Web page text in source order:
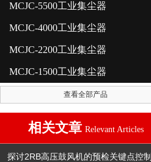
MCJC-5500工业集尘器
MCJC-4000工业集尘器
MCJC-2200工业集尘器
MCJC-1500工业集尘器
查看全部产品
相关文章 Relevant Articles
探讨2RB高压鼓风机的预检关键点控制